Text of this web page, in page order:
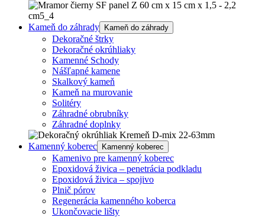
Kameň do záhrady Kameň do záhrady
Dekoračné štrky
Dekoračné okrúhliaky
Kamenné Schody
Nášľapné kamene
Skalkový kameň
Kameň na murovanie
Solitéry
Záhradné obrubníky
Záhradné doplnky
Kamenný koberec Kamenný koberec
Kamenivo pre kamenný koberec
Epoxidová živica – penetrácia podkladu
Epoxidová živica – spojivo
Plnič pórov
Regenerácia kamenného koberca
Ukončovacie lišty